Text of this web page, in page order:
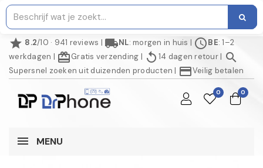
star 8.2/10 · 941 reviews | local_shippingNL: morgen in huis | scheduleBE: 1–2
werkdagen | redeemGratis verzending | replay 14 dagen retour| search
Supersnel zoeken uit duizenden producten | credit_cardVeilig betalen
0 0
MENU